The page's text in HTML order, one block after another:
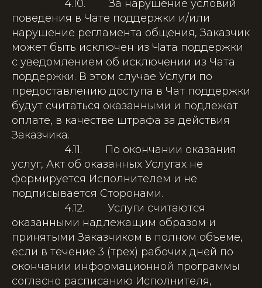
4.10. За нарушение условий
поведения в Чате поддержки и/или
нарушение регламента общения, Заказчик
может быть исключен из Чата поддержки
с уведомлением об исключении из Чата
поддержки. В этом случае Услуги по
предоставлению доступа в Чат поддержки
будут считаться оказанными и подлежат
оплате, в качестве штрафа за действия
Заказчика.
4.11. По окончании оказания
услуг, Акт об оказанных Услугах не
формируется Исполнителем и не
подписывается Сторонами.
4.12. Услуги считаются
оказанными надлежащим образом и
принятыми Заказчиком в полном объеме,
если в течение 3 (трех) рабочих дней по
окончании информационной программы
согласно расписанию Исполнителя,